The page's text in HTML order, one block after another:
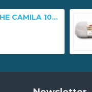
LINHA CROCHE CAMILA 1000 MULT - 05025